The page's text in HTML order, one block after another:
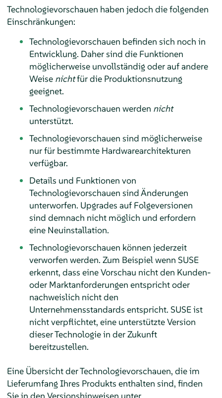
Technologievorschauen haben jedoch die folgenden
Einschränkungen:
Technologievorschauen befinden sich noch in
Entwicklung. Daher sind die Funktionen
möglicherweise unvollständig oder auf andere
Weise nichtfür die Produktionsnutzung
geeignet.
Technologievorschauen werden nicht
unterstützt.
Technologievorschauen sind möglicherweise
nur für bestimmte Hardwarearchitekturen
verfügbar.
Details und Funktionen von
Technologievorschauen sind Änderungen
unterworfen. Upgrades auf Folgeversionen
sind demnach nicht möglich und erfordern
eine Neuinstallation.
Technologievorschauen können jederzeit
verworfen werden. Zum Beispiel wenn SUSE
erkennt, dass eine Vorschau nicht den Kunden-
oder Marktanforderungen entspricht oder
nachweislich nicht den
Unternehmensstandards entspricht. SUSE ist
nicht verpflichtet, eine unterstützte Version
dieser Technologie in der Zukunft
bereitzustellen.
Eine Übersicht der Technologievorschauen, die im
Lieferumfang Ihres Produkts enthalten sind, finden
Sie in den Versionshinweisen unter